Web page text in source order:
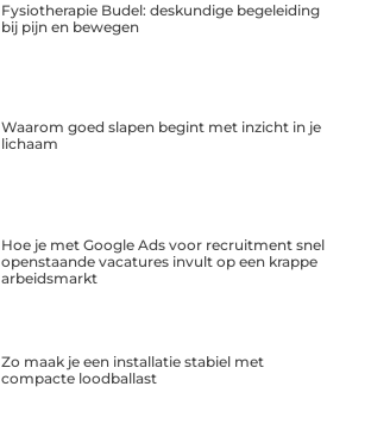
Fysiotherapie Budel: deskundige begeleiding
bij pijn en bewegen
Waarom goed slapen begint met inzicht in je
lichaam
Hoe je met Google Ads voor recruitment snel
openstaande vacatures invult op een krappe
arbeidsmarkt
Zo maak je een installatie stabiel met
compacte loodballast